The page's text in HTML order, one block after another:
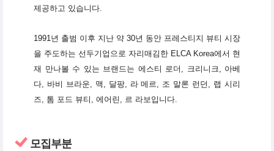
제공하고 있습니다.
1991년 출범 이후 지난 약 30년 동안 프레스티지 뷰티 시장
을 주도하는 선두기업으로 자리매김한 ELCA Korea에서 현
재 만나볼 수 있는 브랜드는 에스티 로더, 크리니크, 아베
다, 바비 브라운, 맥, 달팡, 라 메르, 조 말론 런던, 랩 시리
즈, 톰 포드 뷰티, 에어린, 르 라보입니다.
모집부분